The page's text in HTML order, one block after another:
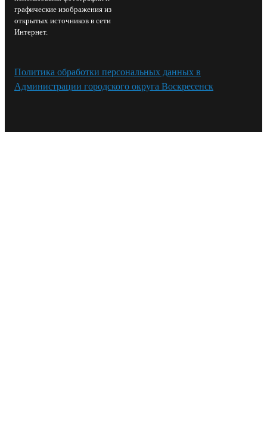
графические изображения из
открытых источников в сети
Интернет.
Политика обработки персональных данных в
Администрации городского округа Воскресенск